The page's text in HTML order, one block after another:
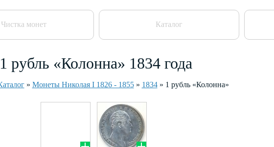
Чистка монет Каталог
1 рубль «Колонна» 1834 года
» Монеты Николая I 1826 - 1855» 1834» 1 рубль «Колонна»